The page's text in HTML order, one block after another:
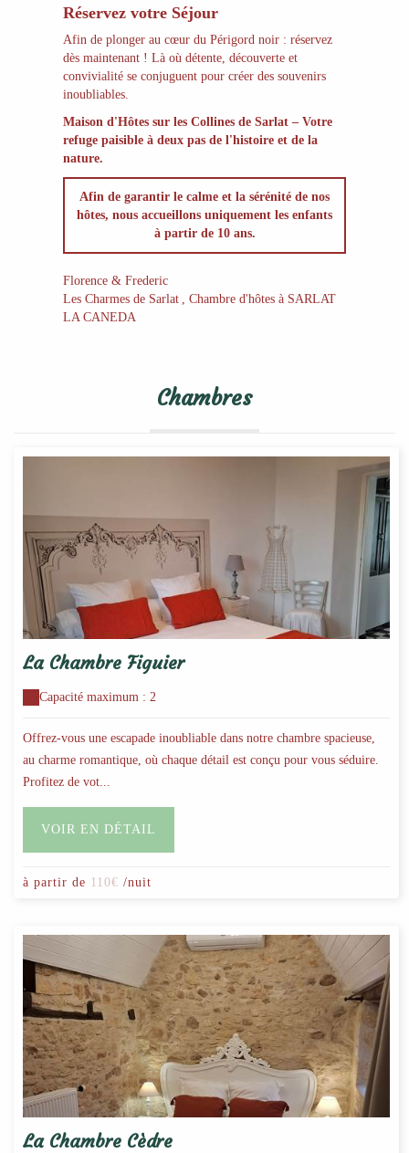
Réservez votre Séjour
Afin de plonger au cœur du Périgord noir : réservez
dès maintenant ! Là où détente, découverte et
convivialité se conjuguent pour créer des souvenirs
inoubliables.
Maison d'Hôtes sur les Collines de Sarlat – Votre
refuge paisible à deux pas de l'histoire et de la
nature.
Afin de garantir le calme et la sérénité de nos
hôtes, nous accueillons uniquement les enfants
à partir de 10 ans.
Florence & Frederic
Les Charmes de Sarlat , Chambre d'hôtes à SARLAT
LA CANEDA
Chambres
La Chambre Figuier
Capacité maximum : 2
Offrez-vous une escapade inoubliable dans notre chambre spacieuse,
au charme romantique, où chaque détail est conçu pour vous séduire.
Profitez de vot...
VOIR EN DÉTAIL
à partir de 110€ /nuit
La Chambre Cèdre